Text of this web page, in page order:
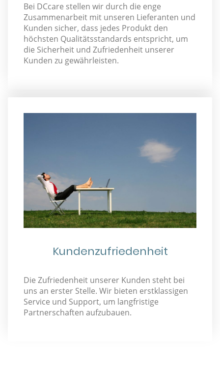
Bei DCcare stellen wir durch die enge
Zusammenarbeit mit unseren Lieferanten und
Kunden sicher, dass jedes Produkt den
höchsten Qualitätsstandards entspricht, um
die Sicherheit und Zufriedenheit unserer
Kunden zu gewährleisten.
Kundenzufriedenheit
Die Zufriedenheit unserer Kunden steht bei
uns an erster Stelle. Wir bieten erstklassigen
Service und Support, um langfristige
Partnerschaften aufzubauen.